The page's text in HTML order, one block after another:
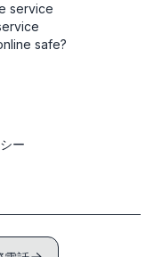
service
safe?
ー